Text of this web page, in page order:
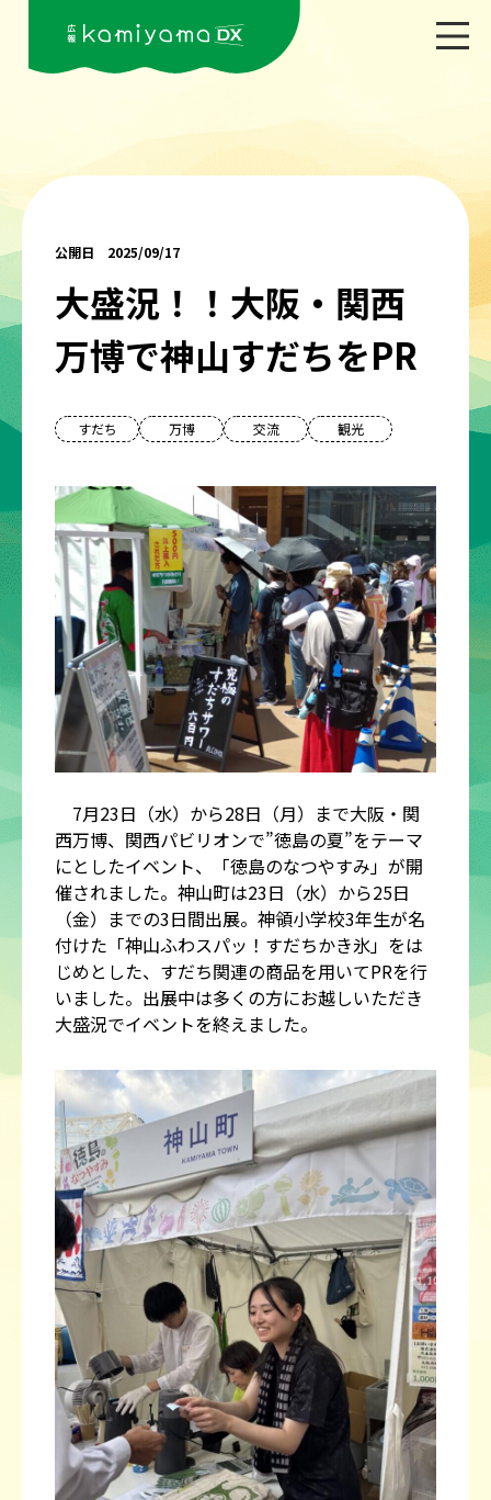
公開日 2025/09/17
大盛況！！大阪・関西
万博で神山すだちをPR
すだち 万博 交流 観光
7月23日（水）から28日（月）まで大阪・関
西万博、関西パビリオンで”徳島の夏”をテーマ
にとしたイベント、「徳島のなつやすみ」が開
催されました。神山町は23日（水）から25日
（金）までの3日間出展。神領小学校3年生が名
付けた「神山ふわスパッ！すだちかき氷」をは
じめとした、すだち関連の商品を用いてPRを行
いました。出展中は多くの方にお越しいただき
大盛況でイベントを終えました。